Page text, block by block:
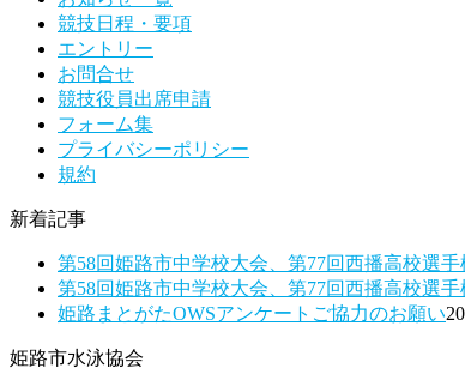
競技日程・要項
エントリー
お問合せ
競技役員出席申請
フォーム集
プライバシーポリシー
規約
新着記事
第58回姫路市中学校大会、第77回西播高校選
第58回姫路市中学校大会、第77回西播高校選
姫路まとがたOWSアンケートご協力のお願い
姫路市水泳協会